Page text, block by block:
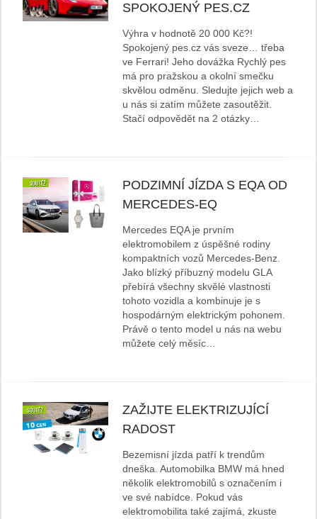
SPOKOJENÝ PES.CZ
Výhra v hodnotě 20 000 Kč?!
Spokojený pes.cz vás sveze… třeba
ve Ferrari! Jeho dovážka Rychlý pes
má pro pražskou a okolní smečku
skvělou odměnu. Sledujte jejich web a
u nás si zatím můžete zasoutěžit.
Stačí odpovědět na 2 otázky…
PODZIMNÍ JÍZDA S EQA OD
MERCEDES-EQ
Mercedes EQA je prvním
elektromobilem z úspěšné rodiny
kompaktních vozů Mercedes-Benz.
Jako blízký příbuzný modelu GLA
přebírá všechny skvělé vlastnosti
tohoto vozidla a kombinuje je s
hospodárným elektrickým pohonem.
Právě o tento model u nás na webu
můžete celý měsíc…
ZAŽIJTE ELEKTRIZUJÍCÍ
RADOST
Bezemisní jízda patří k trendům
dneška. Automobilka BMW má hned
několik elektromobilů s označením i
ve své nabídce. Pokud vás
elektromobilita také zajímá, zkuste